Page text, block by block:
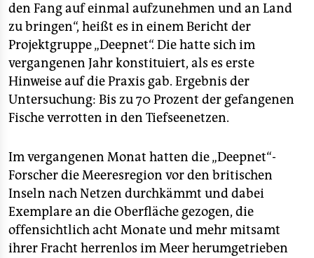
den Fang auf einmal aufzunehmen und an Land
zu bringen“, heißt es in einem Bericht der
Projektgruppe „Deepnet“. Die hatte sich im
vergangenen Jahr konstituiert, als es erste
Hinweise auf die Praxis gab. Ergebnis der
Untersuchung: Bis zu 70 Prozent der gefangenen
Fische verrotten in den Tiefseenetzen.
Im vergangenen Monat hatten die „Deepnet“-
Forscher die Meeresregion vor den britischen
Inseln nach Netzen durchkämmt und dabei
Exemplare an die Oberfläche gezogen, die
offensichtlich acht Monate und mehr mitsamt
ihrer Fracht herrenlos im Meer herumgetrieben